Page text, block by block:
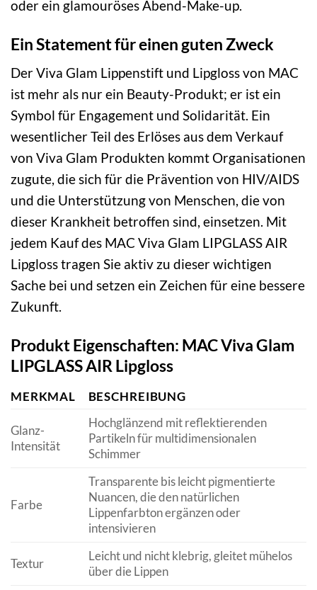
oder ein glamouröses Abend-Make-up.
Ein Statement für einen guten Zweck
Der Viva Glam Lippenstift und Lipgloss von MAC
ist mehr als nur ein Beauty-Produkt; er ist ein
Symbol für Engagement und Solidarität. Ein
wesentlicher Teil des Erlöses aus dem Verkauf
von Viva Glam Produkten kommt Organisationen
zugute, die sich für die Prävention von HIV/AIDS
und die Unterstützung von Menschen, die von
dieser Krankheit betroffen sind, einsetzen. Mit
jedem Kauf des MAC Viva Glam LIPGLASS AIR
Lipgloss tragen Sie aktiv zu dieser wichtigen
Sache bei und setzen ein Zeichen für eine bessere
Zukunft.
Produkt Eigenschaften: MAC Viva Glam
LIPGLASS AIR Lipgloss
MERKMAL BESCHREIBUNG
Glanz-
Intensität
Hochglänzend mit reflektierenden
Partikeln für multidimensionalen
Schimmer
Farbe
Transparente bis leicht pigmentierte
Nuancen, die den natürlichen
Lippenfarbton ergänzen oder
intensivieren
Textur
Leicht und nicht klebrig, gleitet mühelos
über die Lippen